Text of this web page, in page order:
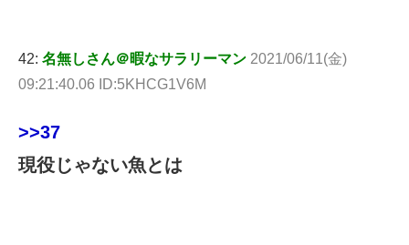
42: 名無しさん＠暇なサラリーマン 2021/06/11(金)
09:21:40.06 ID:5KHCG1V6M
>>37
現役じゃない魚とは